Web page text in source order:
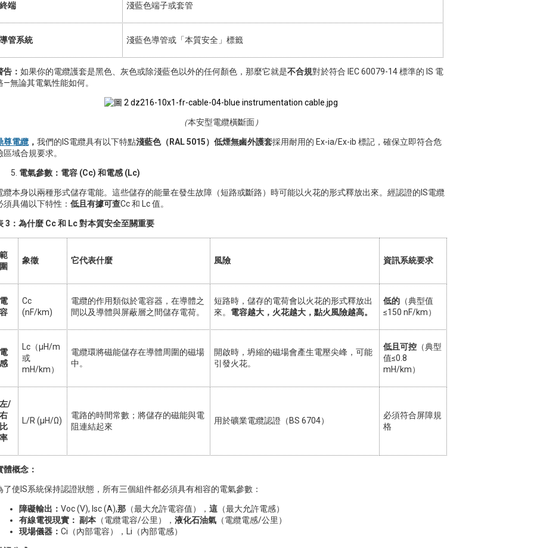
終端 淺藍色端子或套管
導管系統 淺藍色導管或「本質安全」標籤
告： 如果你的電纜護套是黑色、灰色或除淺藍色以外的任何顏色，那麼它就是不合規對於符合 IEC 60079-14 標準的 IS 電
—無論其電氣性能如何。
（本安型電纜橫斷面）
尊電纜， 我們的IS電纜具有以下特點淺藍色（RAL 5015）低煙無鹵外護套採用耐用的 Ex-ia/Ex-ib 標記，確保立即符合危
區域合規要求。
電氣參數：電容 (Cc) 和電感 (Lc)
纜本身以兩種形式儲存電能。這些儲存的能量在發生故障（短路或斷路）時可能以火花的形式釋放出來。經認證的IS電纜
須具備以下特性： 低且有據可查Cc 和 Lc 值。
3：為什麼 Cc 和 Lc 對本質安全至關重要
範
圍
象徵 它代表什麼 風險 資訊系統要求
電
容
Cc
(nF/km)
電纜的作用類似於電容器，在導體之
間以及導體與屏蔽層之間儲存電荷。
短路時，儲存的電荷會以火花的形式釋放出
來。 電容越大，火花越大，點火風險越高。
低的（典型值
≤150 nF/km）
電
感
Lc（µH/m
或
mH/km）
電纜環將磁能儲存在導體周圍的磁場
中。
開啟時，坍縮的磁場會產生電壓尖峰，可能
引發火花。
低且可控（典型
值≤0.8
mH/km）
左/
右
比
率
L/R (µH/Ω)
電路的時間常數；將儲存的磁能與電
阻連結起來
用於礦業電纜認證（BS 6704）
必須符合屏障規
格
體概念：
了使IS系統保持認證狀態，所有三個組件都必須具有相容的電氣參數：
障礙輸出： Voc (V), Isc (A),那 （最大允許電容值）， 這 （最大允許電感）
有線電視現實： 副本 （電纜電容/公里）， 液化石油氣 （電纜電感/公里）
現場儀器： Ci（內部電容），Li（內部電感）